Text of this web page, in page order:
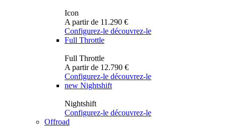
Icon
A partir de 11.290 €
Configurez-le découvrez-le
Full Throttle
Full Throttle
A partir de 12.790 €
Configurez-le découvrez-le
new Nightshift
Nightshift
Configurez-le découvrez-le
Offroad